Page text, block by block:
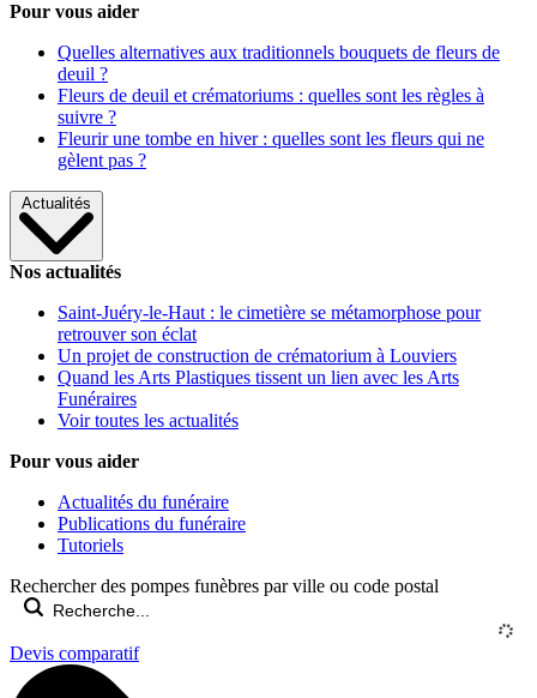
Pour vous aider
Quelles alternatives aux traditionnels bouquets de fleurs de
deuil ?
Fleurs de deuil et crématoriums : quelles sont les règles à
suivre ?
Fleurir une tombe en hiver : quelles sont les fleurs qui ne
gèlent pas ?
Actualités
Nos actualités
Saint-Juéry-le-Haut : le cimetière se métamorphose pour
retrouver son éclat
Un projet de construction de crématorium à Louviers
Quand les Arts Plastiques tissent un lien avec les Arts
Funéraires
Voir toutes les actualités
Pour vous aider
Actualités du funéraire
Publications du funéraire
Tutoriels
Rechercher des pompes funèbres par ville ou code postal
Devis comparatif